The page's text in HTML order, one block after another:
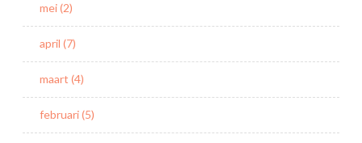
mei (2)
april (7)
maart (4)
februari (5)